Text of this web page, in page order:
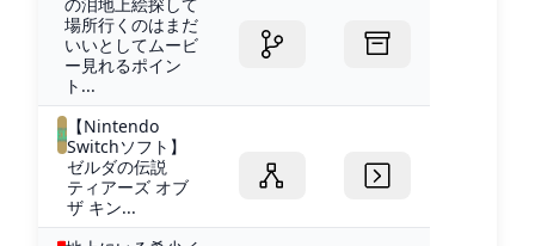
場所行くのはまだ
いいとしてムービ
ー見れるポイン
ト...
【Nintendo
Switchソフト】
ゼルダの伝説
ティアーズ オブ
ザ キン...